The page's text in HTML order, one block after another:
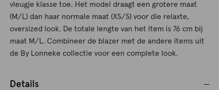
vleugje klasse toe. Het model draagt een grotere maat
(M/L) dan haar normale maat (XS/S) voor die relaxte,
oversized look. De totale lengte van het item is 76 cm bij
maat M/L. Combineer de blazer met de andere items uit
de By Lonneke collectie voor een complete look.
Details